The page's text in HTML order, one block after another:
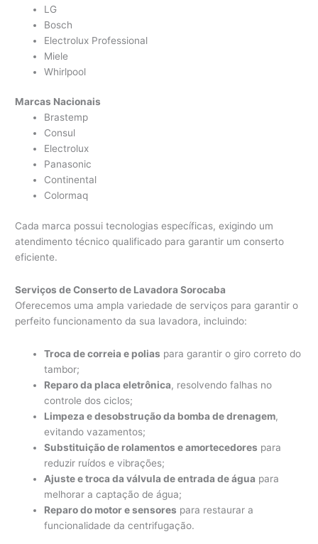
LG
Bosch
Electrolux Professional
Miele
Whirlpool
Marcas Nacionais
Brastemp
Consul
Electrolux
Panasonic
Continental
Colormaq
Cada marca possui tecnologias específicas, exigindo um
atendimento técnico qualificado para garantir um conserto
eficiente.
Serviços de Conserto de Lavadora Sorocaba
Oferecemos uma ampla variedade de serviços para garantir o
perfeito funcionamento da sua lavadora, incluindo:
Troca de correia e polias para garantir o giro correto do
tambor;
Reparo da placa eletrônica, resolvendo falhas no
controle dos ciclos;
Limpeza e desobstrução da bomba de drenagem,
evitando vazamentos;
Substituição de rolamentos e amortecedores para
reduzir ruídos e vibrações;
Ajuste e troca da válvula de entrada de água para
melhorar a captação de água;
Reparo do motor e sensores para restaurar a
funcionalidade da centrifugação.